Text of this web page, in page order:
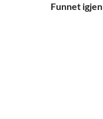
Funnet igjen